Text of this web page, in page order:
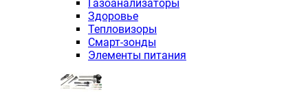
Газоанализаторы
Здоровье
Тепловизоры
Смарт-зонды
Элементы питания